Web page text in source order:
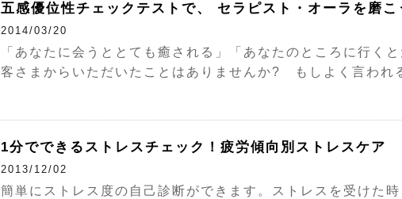
五感優位性チェックテストで、 セラピスト・オーラを磨こ
2014/03/20
「あなたに会うととても癒される」「あなたのところに行く
客さまからいただいたことはありませんか? もしよく言われ
1分でできるストレスチェック！疲労傾向別ストレスケア
2013/12/02
簡単にストレス度の自己診断ができます。ストレスを受けた